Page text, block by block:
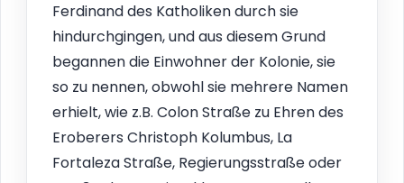
Ferdinand des Katholiken durch sie
hindurchgingen, und aus diesem Grund
begannen die Einwohner der Kolonie, sie
so zu nennen, obwohl sie mehrere Namen
erhielt, wie z.B. Colon Straße zu Ehren des
Eroberers Christoph Kolumbus, La
Fortaleza Straße, Regierungsstraße oder